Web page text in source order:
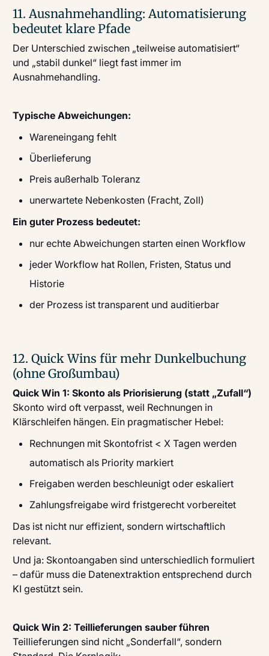
11. Ausnahmehandling: Automatisierung
bedeutet klare Pfade
Der Unterschied zwischen „teilweise automatisiert“
und „stabil dunkel“ liegt fast immer im
Ausnahmehandling.
Typische Abweichungen:
Wareneingang fehlt
Überlieferung
Preis außerhalb Toleranz
unerwartete Nebenkosten (Fracht, Zoll)
Ein guter Prozess bedeutet:
nur echte Abweichungen starten einen Workflow
jeder Workflow hat Rollen, Fristen, Status und
Historie
der Prozess ist transparent und auditierbar
12. Quick Wins für mehr Dunkelbuchung
(ohne Großumbau)
Quick Win 1: Skonto als Priorisierung (statt „Zufall“)
Skonto wird oft verpasst, weil Rechnungen in
Klärschleifen hängen. Ein pragmatischer Hebel:
Rechnungen mit Skontofrist < X Tagen werden
automatisch als Priority markiert
Freigaben werden beschleunigt oder eskaliert
Zahlungsfreigabe wird fristgerecht vorbereitet
Das ist nicht nur effizient, sondern wirtschaftlich
relevant.
Und ja: Skontoangaben sind unterschiedlich formuliert
– dafür muss die Datenextraktion entsprechend durch
KI gestützt sein.
Quick Win 2: Teillieferungen sauber führen
Teillieferungen sind nicht „Sonderfall“, sondern